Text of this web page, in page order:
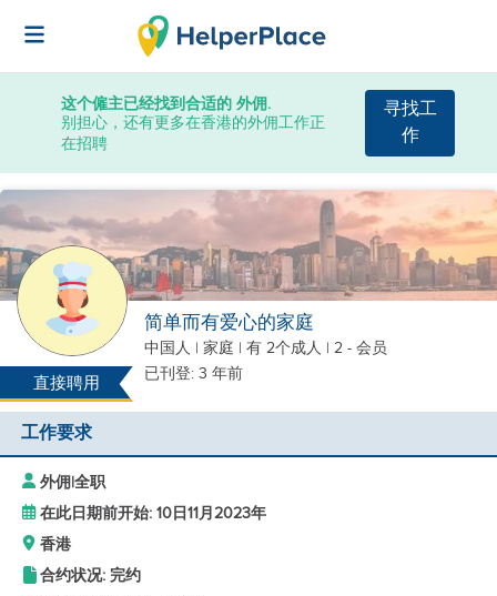
这个僱主已经找到合适的 外佣.
别担心，还有更多在香港的外佣工作正
在招聘
寻找工
作
直接聘用
简单而有爱心的家庭
中国人 | 家庭 | 有 2个成人 | 2 - 会员
已刊登: 3 年前
工作要求
外佣|全职
在此日期前开始: 10日11月2023年
香港
合约状况: 完约